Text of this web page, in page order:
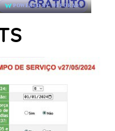
POWERED BY WEFORADS